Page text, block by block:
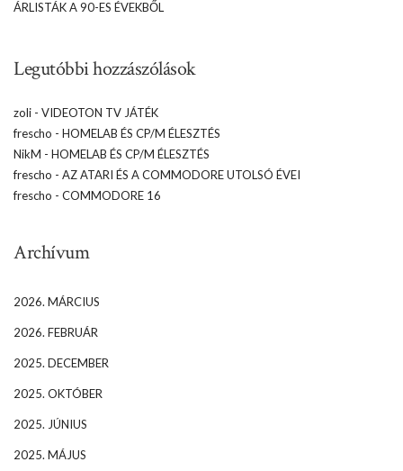
ÁRLISTÁK A 90-ES ÉVEKBŐL
Legutóbbi hozzászólások
zoli - VIDEOTON TV JÁTÉK
frescho - HOMELAB ÉS CP/M ÉLESZTÉS
NikM - HOMELAB ÉS CP/M ÉLESZTÉS
frescho - AZ ATARI ÉS A COMMODORE UTOLSÓ ÉVEI
frescho - COMMODORE 16
Archívum
2026. MÁRCIUS
2026. FEBRUÁR
2025. DECEMBER
2025. OKTÓBER
2025. JÚNIUS
2025. MÁJUS